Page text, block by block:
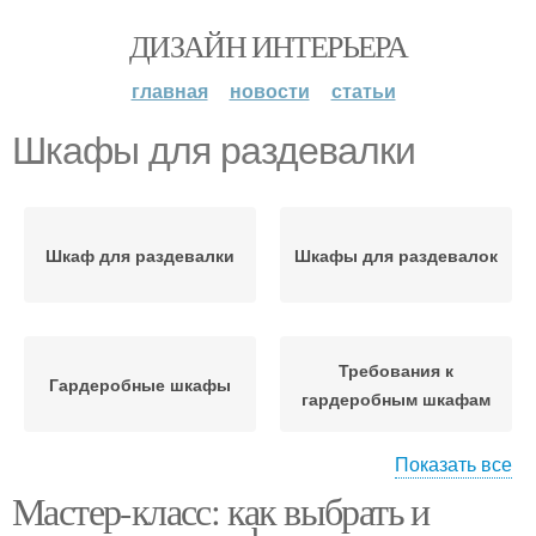
ДИЗАЙН ИНТЕРЬЕРА
главная новости статьи
Шкафы для раздевалки
Шкаф для раздевалки Шкафы для раздевалок
Гардеробные шкафы
Требования к
гардеробным шкафам
лаборатории
Показать все
Мастер-класс: как выбрать и